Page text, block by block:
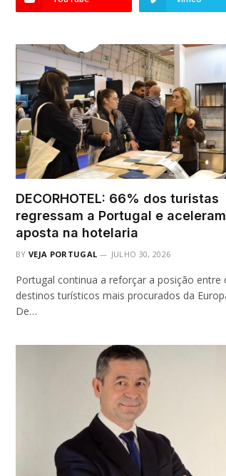
DECORHOTEL: 66% dos turistas
regressam a Portugal e aceleram
aposta na hotelaria
BY VEJA PORTUGAL JULHO 30, 2026
Portugal continua a reforçar a posição entre
destinos turísticos mais procurados da
De…